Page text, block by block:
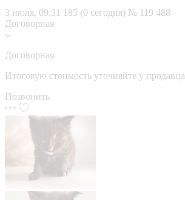
3 июля, 09:31 185 (0 сегодня) № 119 488
Договорная
Договорная
Итоговую стоимость уточняйте у продавца
Позвонить